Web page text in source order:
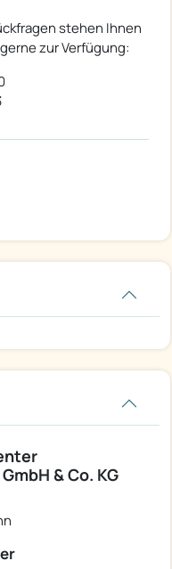
stehen Ihnen
zur Verfügung:
& Co. KG